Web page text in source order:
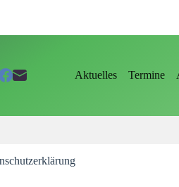
Aktuelles Termine